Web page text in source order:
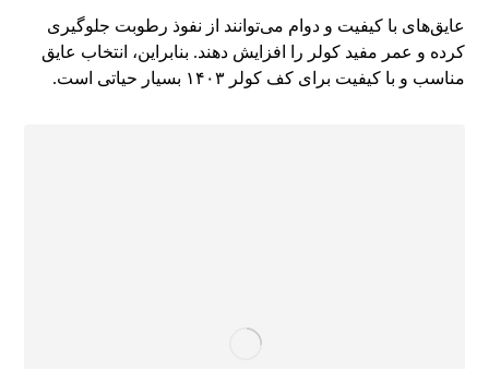
عایق‌های با کیفیت و دوام می‌توانند از نفوذ رطوبت جلوگیری
کرده و عمر مفید کولر را افزایش دهند. بنابراین، انتخاب عایق
مناسب و با کیفیت برای کف کولر ۱۴۰۳ بسیار حیاتی است.